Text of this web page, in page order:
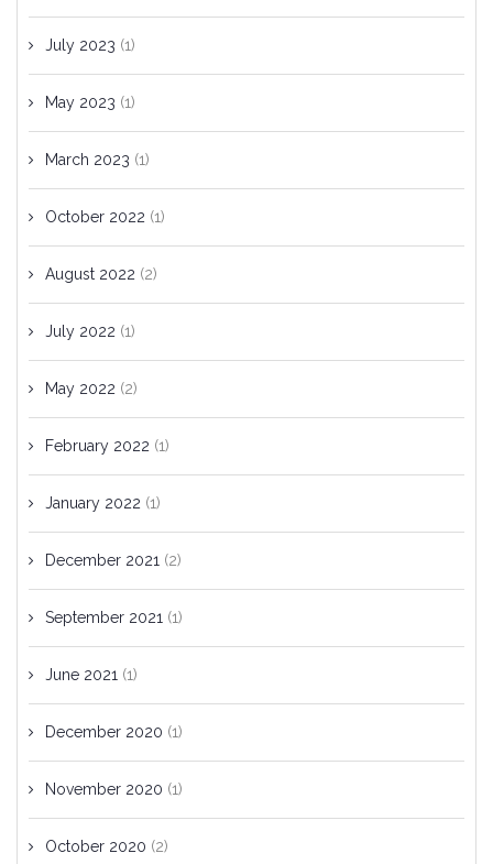
July 2023 (1)
May 2023 (1)
March 2023 (1)
October 2022 (1)
August 2022 (2)
July 2022 (1)
May 2022 (2)
February 2022 (1)
January 2022 (1)
December 2021 (2)
September 2021 (1)
June 2021 (1)
December 2020 (1)
November 2020 (1)
October 2020 (2)